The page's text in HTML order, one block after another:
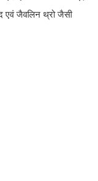
एवं जैवलिन थ्रो जैसी